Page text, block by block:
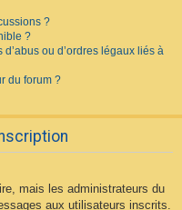
?
?
ou d’ordres légaux liés à
du forum ?
mais les administrateurs du
aux utilisateurs inscrits.